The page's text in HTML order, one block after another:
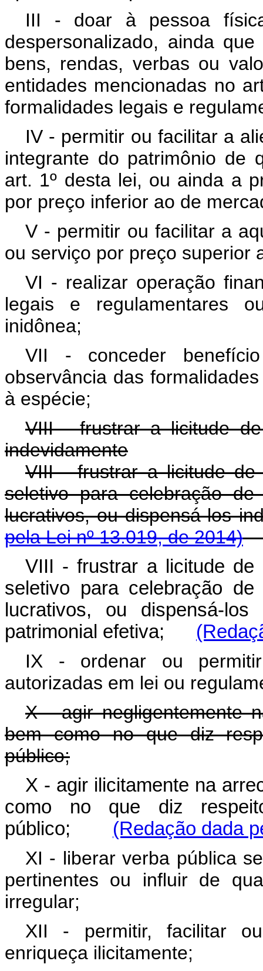
III - doar à pessoa
despersonalizado, ainda
bens, rendas, verbas ou
entidades mencionadas no
formalidades legais e
IV - permitir ou facilitar a
integrante do patrimônio de
art. 1º desta lei, ou ainda a
por preço inferior ao de
V - permitir ou facilitar a
ou serviço por preço superior
VI - realizar operação
legais e regulamentares
inidônea;
VII - conceder
observância das
à espécie;
VIII - frustrar a licitude
indevidamente
VIII - frustrar a licitude de
seletivo para celebração
lucrativos, ou dispensá-los
pela Lei nº 13.019, de 2014)
VIII - frustrar a licitude de
seletivo para celebração
lucrativos, ou dispensá-los
patrimonial efetiva;
IX - ordenar ou
autorizadas em lei ou
X - agir negligentemente
bem como no que diz
público;
X - agir ilicitamente na
como no que diz
público; (Redação dada
XI - liberar verba pública
pertinentes ou influir de
irregular;
XII - permitir, facilitar
enriqueça ilicitamente;